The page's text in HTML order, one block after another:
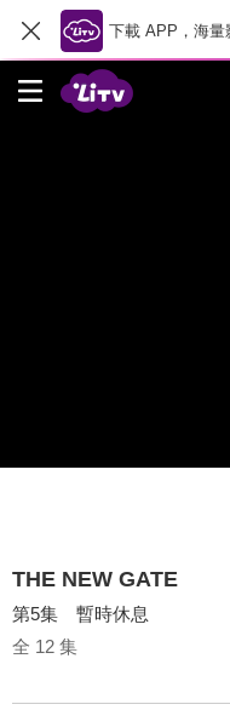
下載 APP，海量
THE NEW GATE
第5集 暫時休息
全 12 集